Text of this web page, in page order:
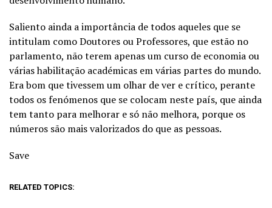
Saliento ainda a importância de todos aqueles que se
intitulam como Doutores ou Professores, que estão no
parlamento, não terem apenas um curso de economia ou
várias habilitação académicas em várias partes do mundo.
Era bom que tivessem um olhar de ver e crítico, perante
todos os fenómenos que se colocam neste país, que ainda
tem tanto para melhorar e só não melhora, porque os
números são mais valorizados do que as pessoas.
Save
RELATED TOPICS: